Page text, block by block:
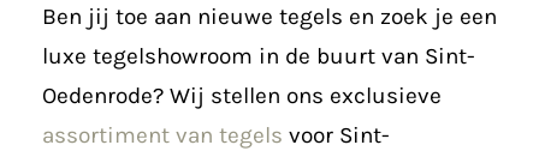
Ben jij toe aan nieuwe tegels en zoek je een
luxe tegelshowroom in de buurt van Sint-
Oedenrode? Wij stellen ons exclusieve
assortiment van tegels voor Sint-